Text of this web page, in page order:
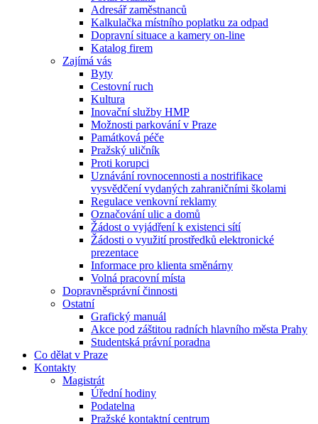
Adresář zaměstnanců
Kalkulačka místního poplatku za odpad
Dopravní situace a kamery on-line
Katalog firem
Zajímá vás
Byty
Cestovní ruch
Kultura
Inovační služby HMP
Možnosti parkování v Praze
Památková péče
Pražský uličník
Proti korupci
Uznávání rovnocennosti a nostrifikace
vysvědčení vydaných zahraničními školami
Regulace venkovní reklamy
Označování ulic a domů
Žádost o vyjádření k existenci sítí
Žádosti o využití prostředků elektronické
prezentace
Informace pro klienta směnárny
Volná pracovní místa
Dopravněsprávní činnosti
Ostatní
Grafický manuál
Akce pod záštitou radních hlavního města Prahy
Studentská právní poradna
Co dělat v Praze
Kontakty
Magistrát
Úřední hodiny
Podatelna
Pražské kontaktní centrum